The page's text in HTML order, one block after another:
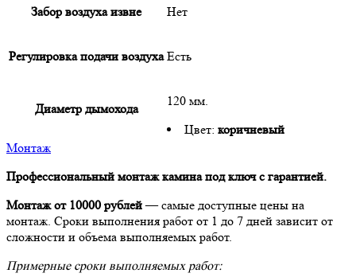
Забор воздуха извне Нет
Регулировка подачи воздуха Есть
Диаметр дымохода
120 мм.
Цвет: коричневый
Монтаж
Профессиональный монтаж камина под ключ с гарантией.
Монтаж от 10000 рублей— самые доступные цены на
монтаж. Сроки выполнения работ от 1 до 7 дней зависит от
сложности и объема выполняемых работ.
Примерные сроки выполняемых работ: